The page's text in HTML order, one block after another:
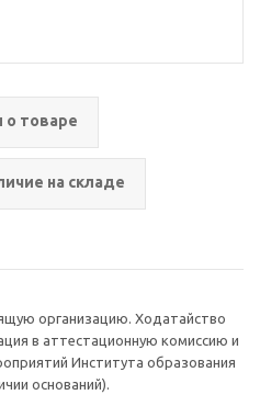
товаре
на складе
организацию. Ходатайство
в аттестационную комиссию и
Института образования
оснований).